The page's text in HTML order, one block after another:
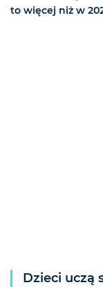
to więcej niż w
Dzieci uczą